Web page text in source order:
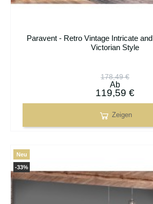
Paravent - Retro Vintage Intricate
Victorian Style
178,49 €
Ab
119,59 €
Zeigen
-33%
Neu